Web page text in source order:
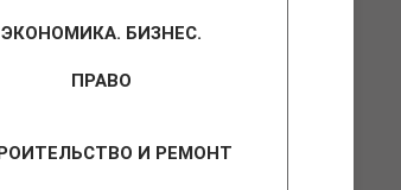
ЭКОНОМИКА. БИЗНЕС.
ПРАВО
И РЕМОНТ